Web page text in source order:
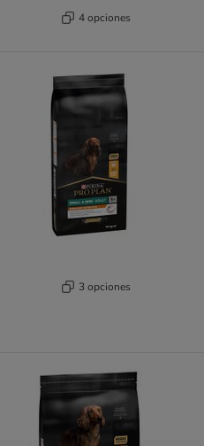
4 opciones
3 opciones